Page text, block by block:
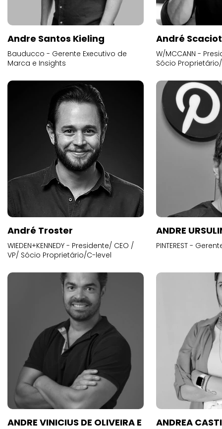
Andre Santos Kieling
Bauducco - Gerente Executivo de
Marca e Insights
André
W/MCCANN -
Sócio
André Troster
WIEDEN+KENNEDY - Presidente/ CEO /
VP/ Sócio Proprietário/C-level
ANDRE
PINTEREST -
ANDRE VINICIUS DE OLIVEIRA E
ANDREA